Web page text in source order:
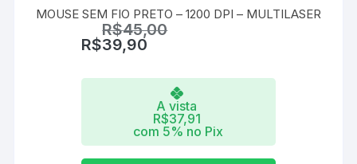
MOUSE SEM FIO PRETO – 1200 DPI – MULTILASER
R$45,00
R$39,90
A vista
R$37,91
com 5% no Pix